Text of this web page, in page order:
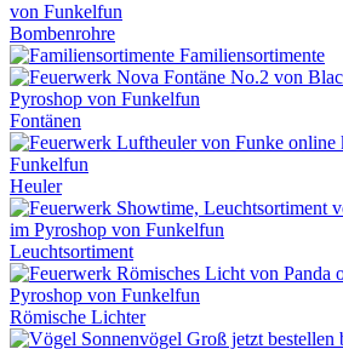
Bombenrohre
Familiensortimente
Fontänen
Heuler
Leuchtsortiment
Römische Lichter